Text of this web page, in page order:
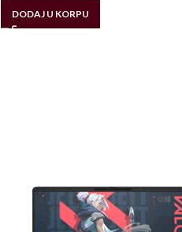
DODAJ U KORPU